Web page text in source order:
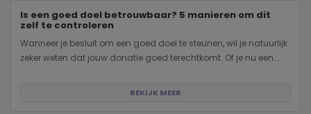
Is een goed doel betrouwbaar? 5 manieren om dit
zelf te controleren
Wanneer je besluit om een goed doel te steunen, wil je natuurlijk
zeker weten dat jouw donatie goed terechtkomt. Of je nu een...
BEKIJK MEER